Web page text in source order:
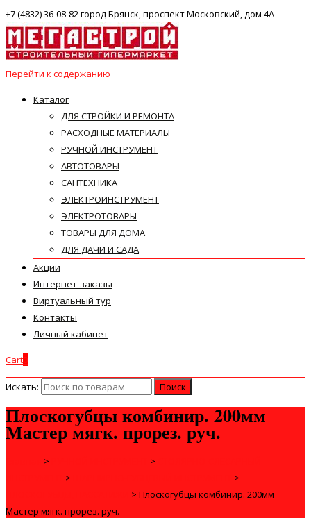
+7 (4832) 36-08-82 город Брянск, проспект Московский, дом 4А
Перейти к содержанию
Каталог
ДЛЯ СТРОЙКИ И РЕМОНТА
РАСХОДНЫЕ МАТЕРИАЛЫ
РУЧНОЙ ИНСТРУМЕНТ
АВТОТОВАРЫ
САНТЕХНИКА
ЭЛЕКТРОИНСТРУМЕНТ
ЭЛЕКТРОТОВАРЫ
ТОВАРЫ ДЛЯ ДОМА
ДЛЯ ДАЧИ И САДА
Акции
Интернет-заказы
Виртуальный тур
Контакты
Личный кабинет
Cart
Искать:
Плоскогубцы комбинир. 200мм
Мастер мягк. прорез. руч.
> >
>
>
> Плоскогубцы комбинир. 200мм
Мастер мягк. прорез. руч.